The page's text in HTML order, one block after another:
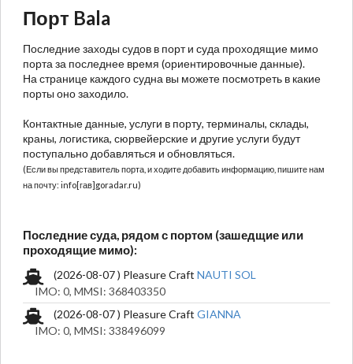
Порт Bala
Последние заходы судов в порт и суда проходящие мимо
порта за последнее время (ориентировочные данные).
На странице каждого судна вы можете посмотреть в какие
порты оно заходило.
Контактные данные, услуги в порту, терминалы, склады,
краны, логистика, сюрвейерские и другие услуги будут
поступально добавляться и обновляться.
(Если вы представитель порта, и ходите добавить информацию, пишите нам
на почту: info[гав]goradar.ru)
Последние суда, рядом с портом (зашедщие или
проходящие мимо):
(2026-08-07 ) Pleasure Craft NAUTI SOL
IMO: 0, MMSI: 368403350
(2026-08-07 ) Pleasure Craft GIANNA
IMO: 0, MMSI: 338496099